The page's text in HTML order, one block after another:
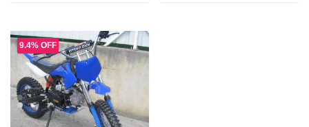
9.4% OFF